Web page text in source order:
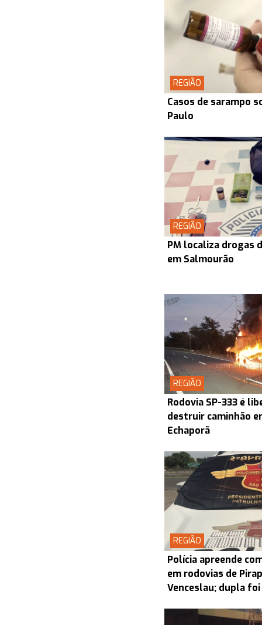
REGIÃO
Casos de sarampo
Paulo
REGIÃO
PM localiza drogas
em Salmourão
REGIÃO
Rodovia SP-333 é
destruir caminhão
Echaporã
REGIÃO
Polícia apreende
em rodovias de
Venceslau; dupla